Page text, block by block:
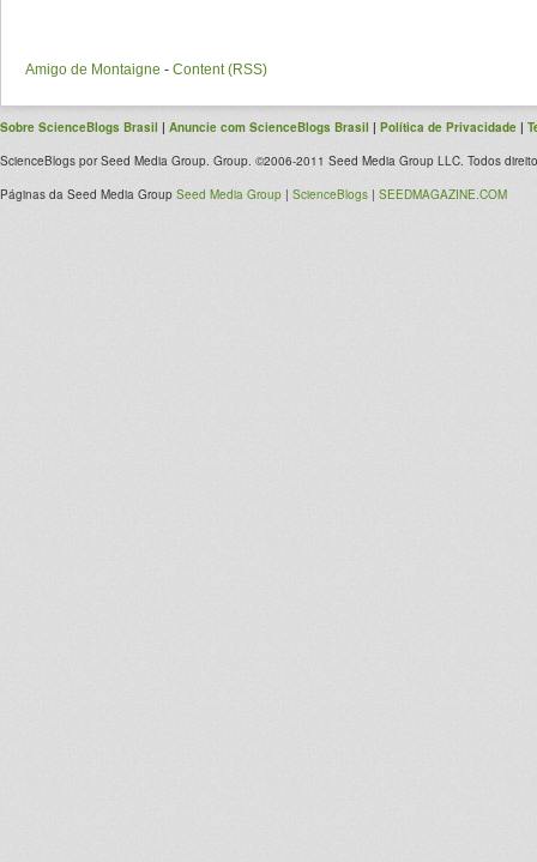
Amigo de Montaigne - Content (RSS)
Sobre ScienceBlogs Brasil | Anuncie com ScienceBlogs Brasil | Política de Privacidade |
ScienceBlogs por Seed Media Group. Group. ©2006-2011 Seed Media Group LLC. Todos
Páginas da Seed Media Group Seed Media Group | ScienceBlogs | SEEDMAGAZINE.COM